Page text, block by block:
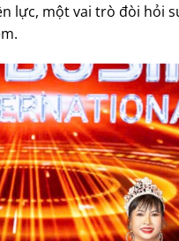
lực, một vai trò đòi hỏi